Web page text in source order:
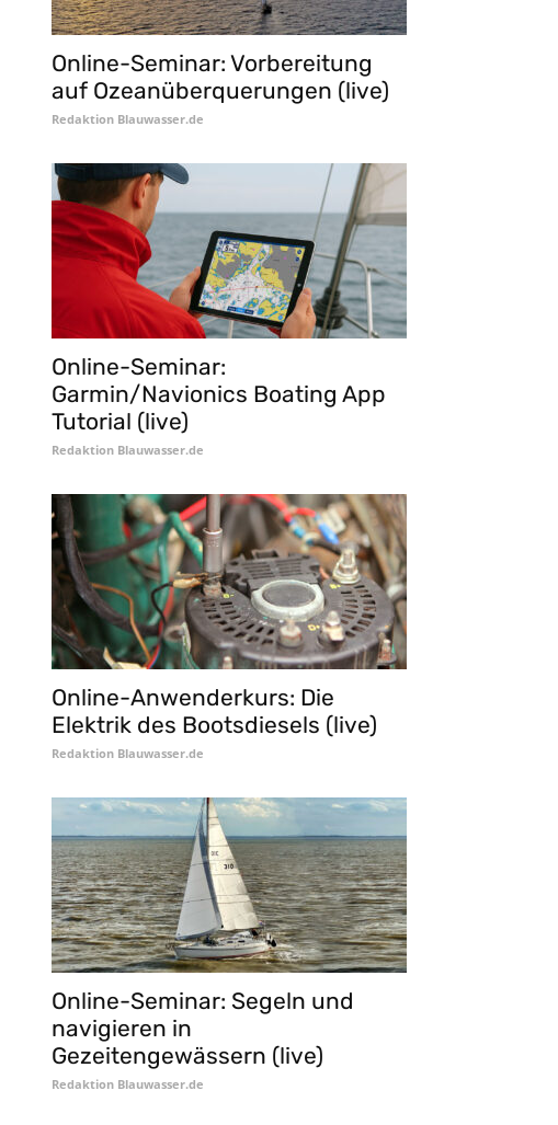
Online-Seminar: Vorbereitung
auf Ozeanüberquerungen (live)
Redaktion Blauwasser.de
Online-Seminar:
Garmin/Navionics Boating App
Tutorial (live)
Redaktion Blauwasser.de
Online-Anwenderkurs: Die
Elektrik des Bootsdiesels (live)
Redaktion Blauwasser.de
Online-Seminar: Segeln und
navigieren in
Gezeitengewässern (live)
Redaktion Blauwasser.de